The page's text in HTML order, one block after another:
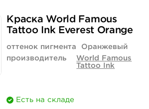
1 550 руб.
купить
4 400 руб.
купить
Краска World Famous
Tattoo Ink Everest Orange
оттенок пигмента
Оранжевый
производитель
World Famous
Tattoo Ink
Есть на складе